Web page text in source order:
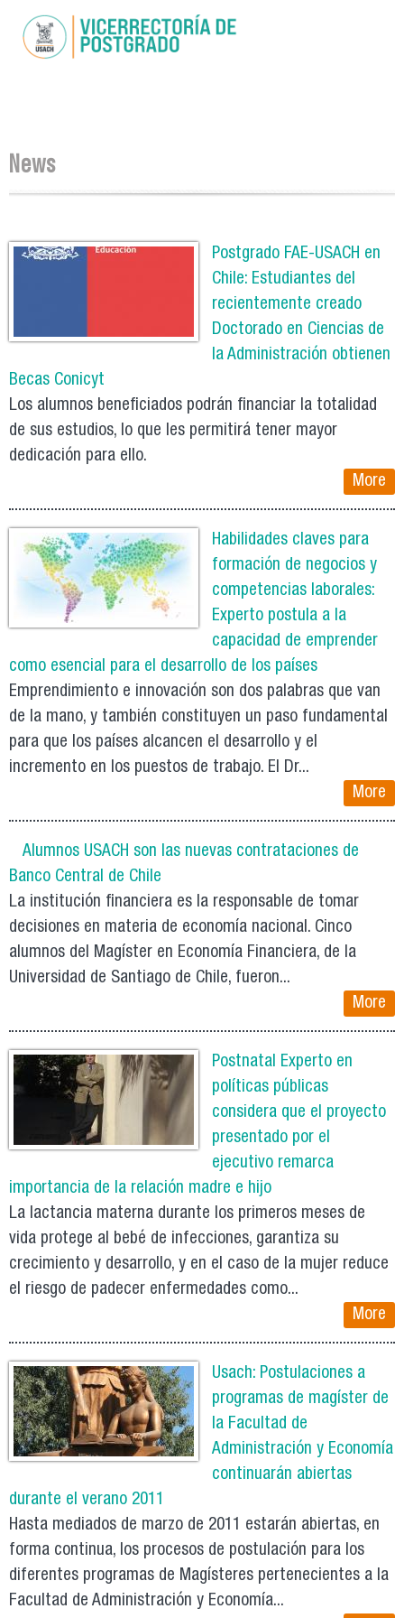
main
You are here
News
Postgrado FAE-USACH en
Chile: Estudiantes del
recientemente creado
Doctorado en Ciencias de
la Administración obtienen
Becas Conicyt
Los alumnos beneficiados podrán financiar la totalidad
de sus estudios, lo que les permitirá tener mayor
dedicación para ello.
More
Habilidades claves para
formación de negocios y
competencias laborales:
Experto postula a la
capacidad de emprender
como esencial para el desarrollo de los países
Emprendimiento e innovación son dos palabras que van
de la mano, y también constituyen un paso fundamental
para que los países alcancen el desarrollo y el
incremento en los puestos de trabajo. El Dr...
More
Alumnos USACH son las nuevas contrataciones de
Banco Central de Chile
La institución financiera es la responsable de tomar
decisiones en materia de economía nacional. Cinco
alumnos del Magíster en Economía Financiera, de la
Universidad de Santiago de Chile, fueron...
More
Postnatal Experto en
políticas públicas
considera que el proyecto
presentado por el
ejecutivo remarca
importancia de la relación madre e hijo
La lactancia materna durante los primeros meses de
vida protege al bebé de infecciones, garantiza su
crecimiento y desarrollo, y en el caso de la mujer reduce
el riesgo de padecer enfermedades como...
More
Usach: Postulaciones a
programas de magíster de
la Facultad de
Administración y Economía
continuarán abiertas
durante el verano 2011
Hasta mediados de marzo de 2011 estarán abiertas, en
forma continua, los procesos de postulación para los
diferentes programas de Magísteres pertenecientes a la
Facultad de Administración y Economía...
Pages